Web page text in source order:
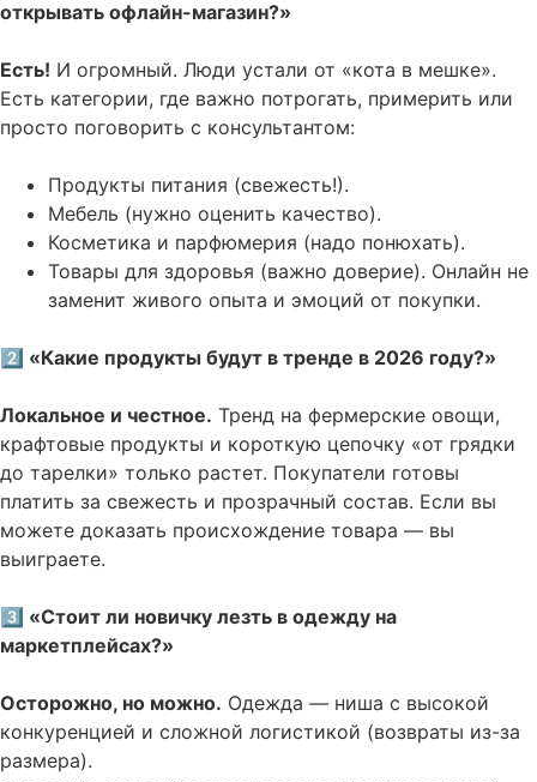
открывать офлайн-магазин?»
Есть! И огромный. Люди устали от «кота в мешке».
Есть категории, где важно потрогать, примерить или
просто поговорить с консультантом:
Продукты питания (свежесть!).
Мебель (нужно оценить качество).
Косметика и парфюмерия (надо понюхать).
Товары для здоровья (важно доверие). Онлайн не
заменит живого опыта и эмоций от покупки.
2️⃣ «Какие продукты будут в тренде в 2026 году?»
Локальное и честное. Тренд на фермерские овощи,
крафтовые продукты и короткую цепочку «от грядки
до тарелки» только растет. Покупатели готовы
платить за свежесть и прозрачный состав. Если вы
можете доказать происхождение товара — вы
выиграете.
3️⃣ «Стоит ли новичку лезть в одежду на
маркетплейсах?»
Осторожно, но можно. Одежда — ниша с высокой
конкуренцией и сложной логистикой (возвраты из-за
размера).